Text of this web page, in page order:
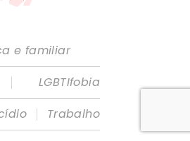
e familiar
|
LGBTIfobia
|
Trabalho